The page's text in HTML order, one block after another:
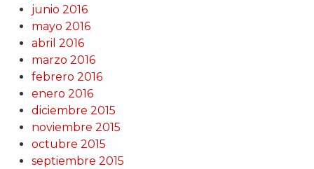
junio 2016
mayo 2016
abril 2016
marzo 2016
febrero 2016
enero 2016
diciembre 2015
noviembre 2015
octubre 2015
septiembre 2015